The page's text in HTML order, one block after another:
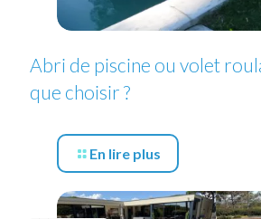
Abri de piscine ou volet
que choisir ?
En lire plus